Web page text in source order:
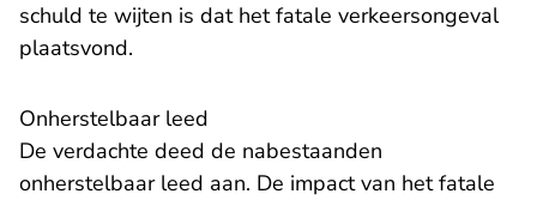
schuld te wijten is dat het fatale verkeersongeval
plaatsvond.
Onherstelbaar leed
De verdachte deed de nabestaanden
onherstelbaar leed aan. De impact van het fatale